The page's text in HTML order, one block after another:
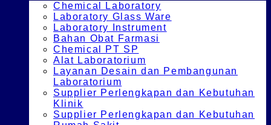
Chemical Laboratory
Laboratory Glass Ware
Laboratory Instrument
Bahan Obat Farmasi
Chemical PT SP
Alat Laboratorium
Layanan Desain dan Pembangunan
Laboratorium
Supplier Perlengkapan dan Kebutuhan
Klinik
Supplier Perlengkapan dan Kebutuhan